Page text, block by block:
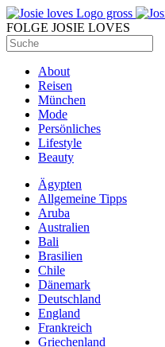
FOLGE JOSIE LOVES
About
Reisen
München
Mode
Persönliches
Lifestyle
Beauty
Ägypten
Allgemeine Tipps
Aruba
Australien
Bali
Brasilien
Chile
Dänemark
Deutschland
England
Frankreich
Griechenland